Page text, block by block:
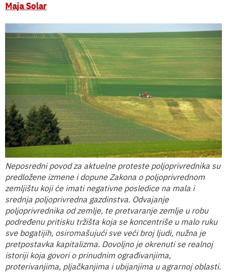
Maja Solar
Neposredni povod za aktuelne ​protest​e​ poljoprivrednika su
predložene izmene i dopune Zakona o poljoprivrednom
zemljištu koji će imati negativne posledice na mala i
srednja poljoprivredna gazdinstva. Odvajanje
poljoprivrednika od zemlje, te​ pretvaranje zemlje u robu​
podređen​u​ pritisku tržišta ​koja ​se koncentriše u malo ruku
sve bogatijih, osiromašujući sve veći broj ljudi, nužna je
pretpostavka kapitalizma. Dovoljno je okrenuti se realnoj
istoriji koja govori o prinudnim ograđivanjima,
proterivanjima, pljačkanjima i ubijanjima u agrarnoj oblasti.